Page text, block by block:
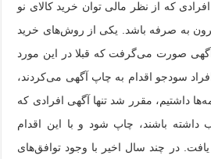
که از نظر مالی توان خرید کالای نو
به صرفه باشد. یکی از روش‌های خرید
صورت می‌گرفت که قبلا در این مورد
سودجو اقدام به چاپ آگهی می‌کردند،
داشتیم، مقرر شد تنها آگهی افرادی که
داشته باشند، چاپ شود و با این اقدام
در چند سال اخیر با وجود توافق‌های